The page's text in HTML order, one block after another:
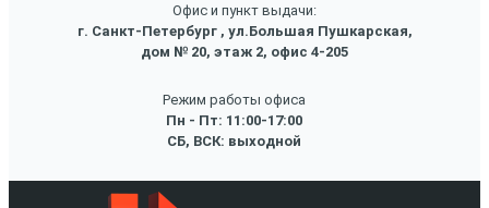
Офис и пункт выдачи:
г. Санкт-Петербург , ул.Большая Пушкарская,
дом № 20, этаж 2, офис 4-205
Режим работы офиса
Пн - Пт: 11:00-17:00
СБ, ВСК: выходной